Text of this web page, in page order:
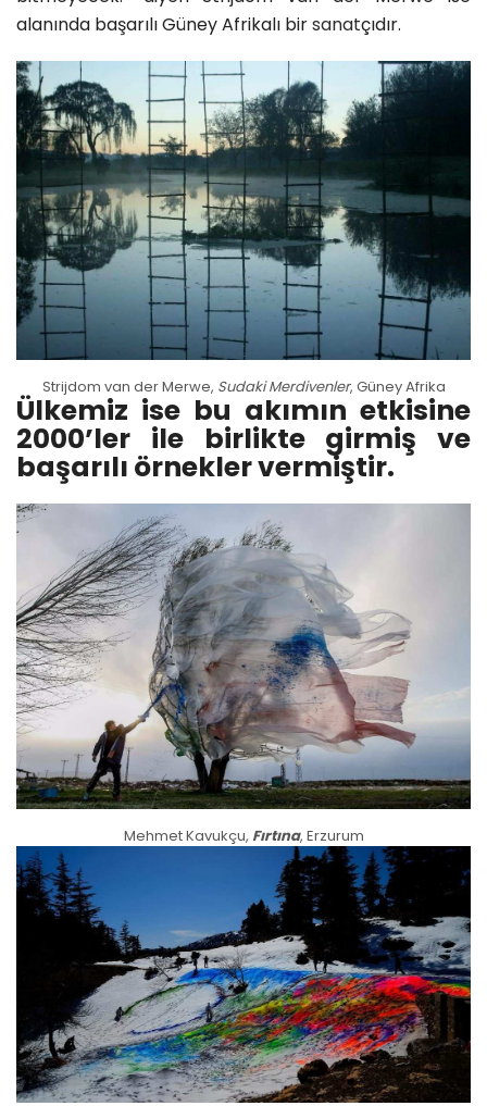
alanında başarılı Güney Afrikalı birsanatçıdır.
Strijdom van der Merwe, Sudaki Merdivenler, Güney Afrika
Ülkemiz ise bu akımın etkisine
2000’ler ile birlikte girmiş ve
başarılı örnekler vermiştir.
Mehmet Kavukçu, Fırtına, Erzurum